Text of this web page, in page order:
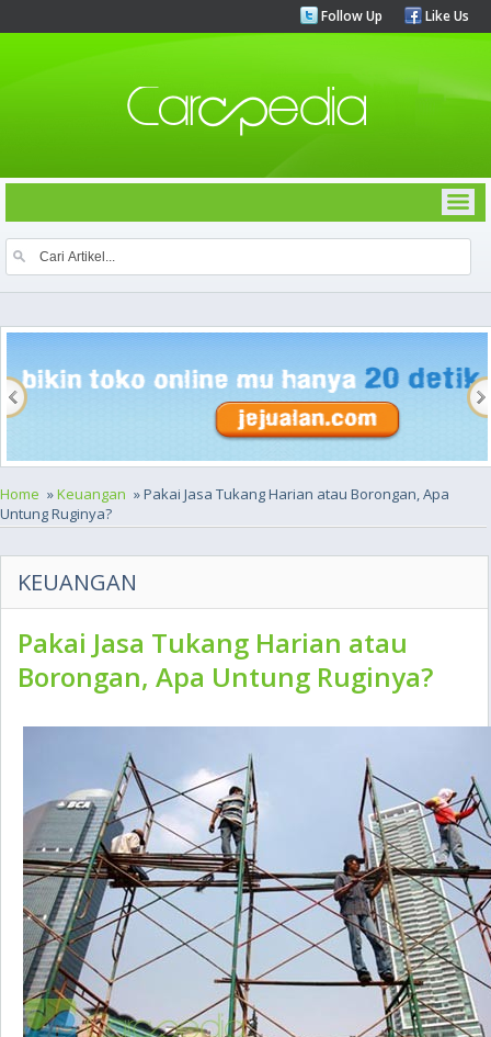
Follow Up Like Us
Home »Keuangan » Pakai Jasa Tukang Harian atau Borongan, Apa
Untung Ruginya?
KEUANGAN
Pakai Jasa Tukang Harian atau
Borongan, Apa Untung Ruginya?